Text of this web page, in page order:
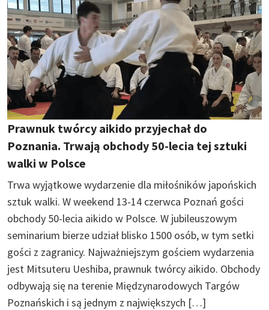
Prawnuk twórcy aikido przyjechał do
Poznania. Trwają obchody 50-lecia tej sztuki
walki w Polsce
Trwa wyjątkowe wydarzenie dla miłośników japońskich
sztuk walki. W weekend 13-14 czerwca Poznań gości
obchody 50-lecia aikido w Polsce. W jubileuszowym
seminarium bierze udział blisko 1500 osób, w tym setki
gości z zagranicy. Najważniejszym gościem wydarzenia
jest Mitsuteru Ueshiba, prawnuk twórcy aikido. Obchody
odbywają się na terenie Międzynarodowych Targów
Poznańskich i są jednym z największych […]